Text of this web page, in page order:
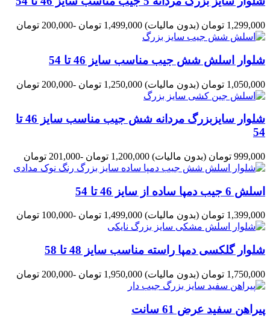
1,299,000 تومان (بدون مالیات) 1,499,000 تومان -200,000 تومان
شلوار اسلش شش جیب مناسب سایز 46 تا 54
1,050,000 تومان (بدون مالیات) 1,250,000 تومان -200,000 تومان
شلوار سایزبزرگ مردانه شش جیب مناسب سایز 46 تا
54
999,000 تومان (بدون مالیات) 1,200,000 تومان -201,000 تومان
اسلش 6 جیب دمپا ساده از سایز 46 تا 54
1,399,000 تومان (بدون مالیات) 1,499,000 تومان -100,000 تومان
شلوار گلکسی دمپا راسته مناسب سایز 48 تا 58
1,750,000 تومان (بدون مالیات) 1,950,000 تومان -200,000 تومان
پیراهن سفید عرض 61 سانت